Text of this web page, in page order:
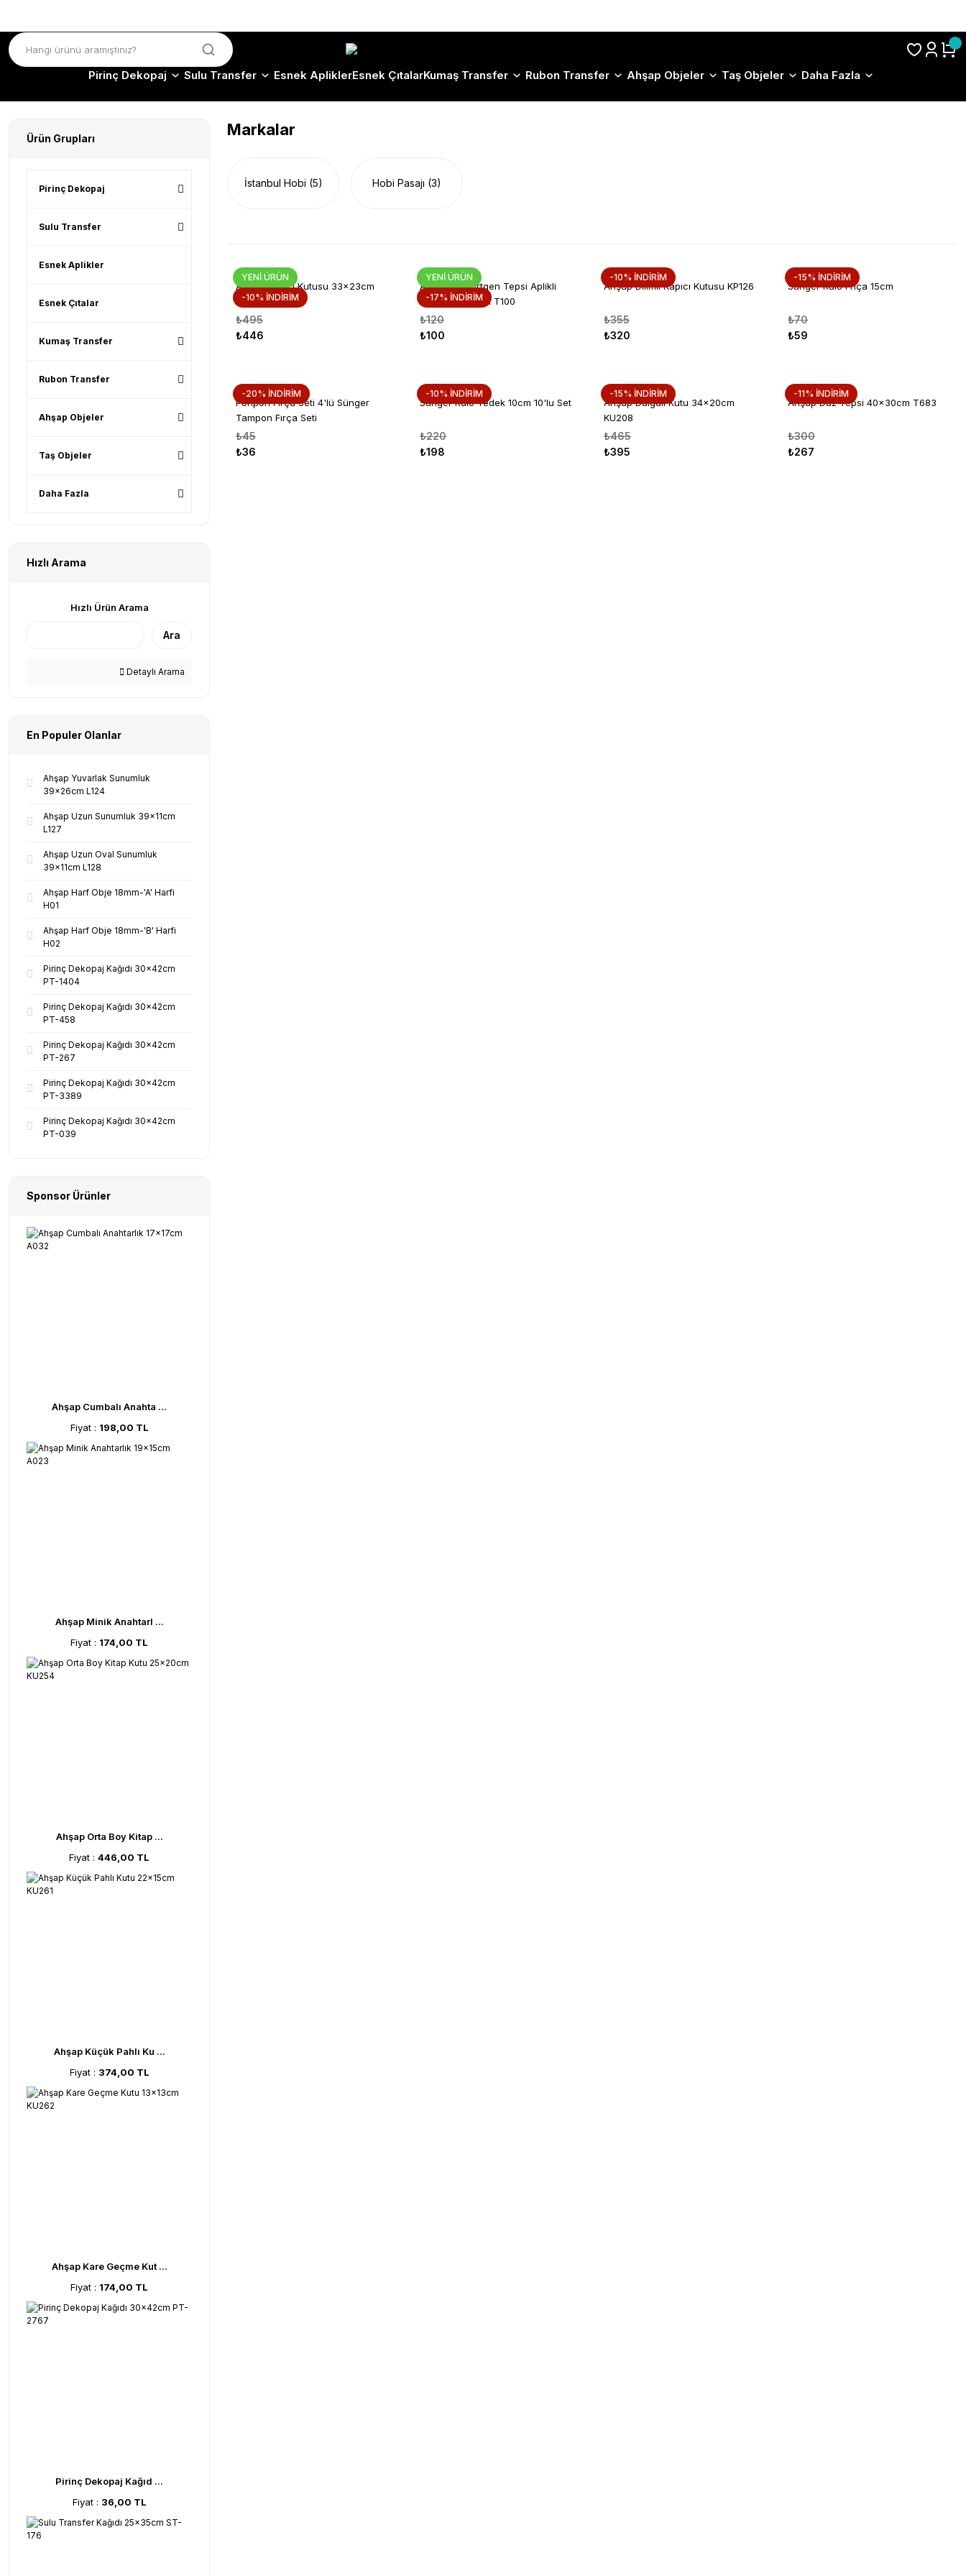
Pirinç Dekopaj Sulu Transfer Esnek ApliklerEsnek ÇıtalarKumaş Transfer Rubon Transfer Ahşap Objeler Taş Objeler Daha Fazla
Ürün Grupları
Pirinç Dekopaj
Sulu Transfer
Esnek Aplikler
Esnek Çıtalar
Kumaş Transfer
Rubon Transfer
Ahşap Objeler
Taş Objeler
Daha Fazla
Hızlı Arama
Hızlı Ürün Arama
Ara
Detaylı Arama
En Populer Olanlar
Ahşap Yuvarlak Sunumluk
39x26cm L124
Ahşap Uzun Sunumluk 39x11cm
L127
Ahşap Uzun Oval Sunumluk
39x11cm L128
Ahşap Harf Obje 18mm-'A' Harfi
H01
Ahşap Harf Obje 18mm-'B' Harfi
H02
Pirinç Dekopaj Kağıdı 30x42cm
PT-1404
Pirinç Dekopaj Kağıdı 30x42cm
PT-458
Pirinç Dekopaj Kağıdı 30x42cm
PT-267
Pirinç Dekopaj Kağıdı 30x42cm
PT-3389
Pirinç Dekopaj Kağıdı 30x42cm
PT-039
Sponsor Ürünler
Ahşap Cumbalı Anahta ...
Fiyat : 198,00 TL
Ahşap Minik Anahtarl ...
Fiyat : 174,00 TL
Ahşap Orta Boy Kitap ...
Fiyat : 446,00 TL
Ahşap Küçük Pahlı Ku ...
Fiyat : 374,00 TL
Ahşap Kare Geçme Kut ...
Fiyat : 174,00 TL
Pirinç Dekopaj Kağıd ...
Fiyat : 36,00 TL
Markalar
İstanbul Hobi (5) Hobi Pasajı (3)
YENİ ÜRÜN
-10% İNDİRİM
Ahşap Kapıcı Kutusu 33x23cm
KP120
₺446
₺495
YENİ ÜRÜN
-17% İNDİRİM
Ahşap Dikdörtgen Tepsi Aplikli
Model 28x21cm T100
₺100
₺120
-10% İNDİRİM
Ahşap Dilimli Kapıcı Kutusu KP126
₺320
₺355
-15% İNDİRİM
Sünger Rulo Frıça 15cm
₺59
₺70
-20% İNDİRİM
Ponpon Fırça Seti 4'lü Sünger
Tampon Fırça Seti
₺36
₺45
-10% İNDİRİM
Sünger Rulo Yedek 10cm 10'lu Set
₺198
₺220
-15% İNDİRİM
Ahşap Dalgalı Kutu 34x20cm
KU208
₺395
₺465
-11% İNDİRİM
Ahşap Düz Tepsi 40x30cm T683
₺267
₺300